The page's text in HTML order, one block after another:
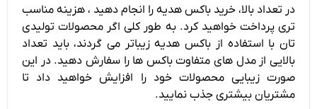
در تعداد بالا، خرید باکس هدیه را انجام دهید ، هزینه مناسب
تری پرداخت خواهید کرد. به طور کلی اگر محصولات تولیدی
تان با استفاده از باکس هدیه زیباتر می گردند، باید تعداد
بالایی از مدل های متفاوت باکس ها را سفارش دهید. در این
صورت زیبایی محصولات خود را افزایش خواهید داد تا
مشتریان بیشتری جذب نمایید.